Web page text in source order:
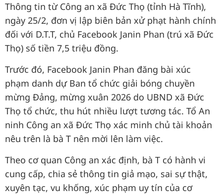
Thông tin từ Công an xã Đức Thọ (tỉnh Hà Tĩnh),
ngày 25/2, đơn vị lập biên bản xử phạt hành chính
đối với D.T.T, chủ Facebook Janin Phan (trú xã Đức
Thọ) số tiền 7,5 triệu đồng.
Trước đó, Facebook Janin Phan đăng bài xúc
phạm danh dự Ban tổ chức giải bóng chuyền
mừng Đảng, mừng xuân 2026 do UBND xã Đức
Thọ tổ chức, thu hút nhiều lượt tương tác. Tổ An
ninh Công an xã Đức Thọ xác minh chủ tài khoản
nêu trên là bà T nên mời lên làm việc.
Theo cơ quan Công an xác định, bà T có hành vi
cung cấp, chia sẻ thông tin giả mạo, sai sự thật,
xuyên tạc, vu khống, xúc phạm uy tín của cơ